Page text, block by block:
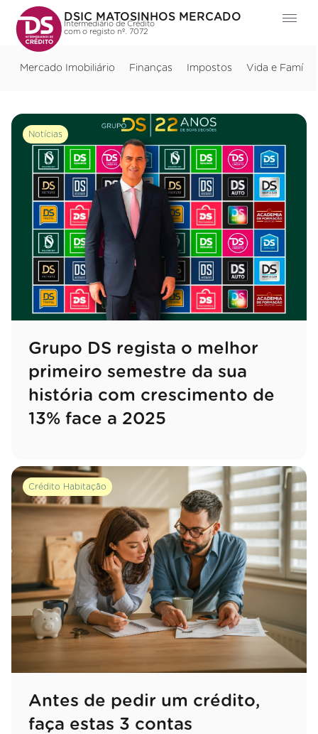
DSIC MATOSINHOS MERCADO
Intermediário de Crédito
com o registo nº. 7072
Mercado Imobiliário Finanças Impostos Vida e Família
Notícias
Grupo DS regista o melhor
primeiro semestre da sua
história com crescimento de
13% face a 2025
Crédito Habitação
Antes de pedir um crédito,
faça estas 3 contas